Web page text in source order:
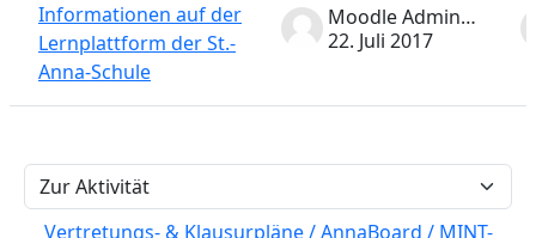
Informationen auf der
Lernplattform der St.-
Anna-Schule
Moodle Administrator
22. Juli 2017
Zur Aktivität
Vertretungs- & Klausurpläne / AnnaBoard / MINT-